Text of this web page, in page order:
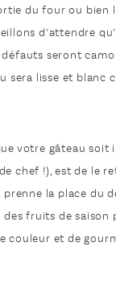
du four ou bien
d’attendre
seront
sera lisse et blanc
votre gâteau soit
chef !), est de le
la place du
des fruits de saison
couleur et de